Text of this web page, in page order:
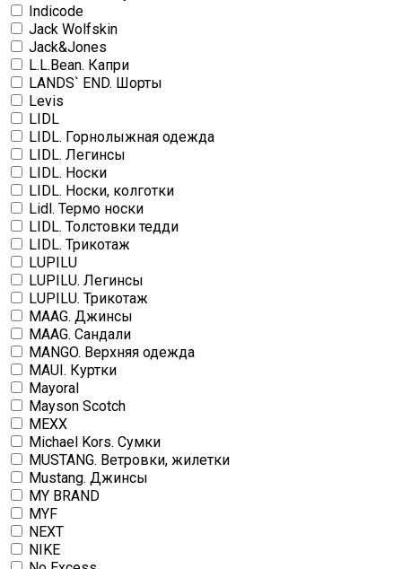
Indicode
Jack Wolfskin
Jack&Jones
L.L.Bean. Капри
LANDS` END. Шорты
Levis
LIDL
LIDL. Горнолыжная одежда
LIDL. Легинсы
LIDL. Носки
LIDL. Носки, колготки
Lidl. Термо носки
LIDL. Толстовки тедди
LIDL. Трикотаж
LUPILU
LUPILU. Легинсы
LUPILU. Трикотаж
MAAG. Джинсы
MAAG. Сандали
MANGO. Верхняя одежда
MAUI. Куртки
Mayoral
Mayson Scotch
MEXX
Michael Kors. Сумки
MUSTANG. Ветровки, жилетки
Mustang. Джинсы
MY BRAND
MYF
NEXT
NIKE